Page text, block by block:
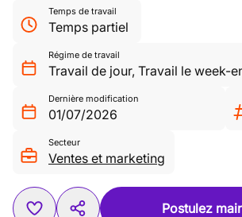
Temps de travail
Temps partiel
Régime de travail
Travail de jour, Travail le week-
Dernière modification
01/07/2026
Secteur
Ventes et marketing
Postulez